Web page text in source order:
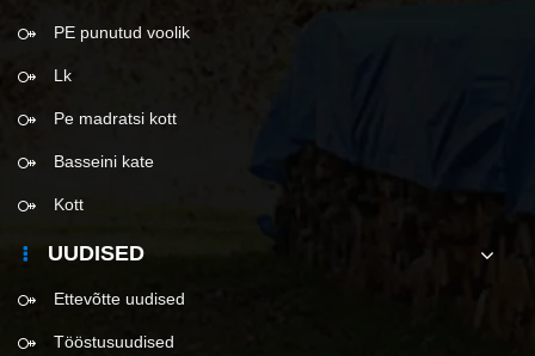
PE punutud voolik
Lk
Pe madratsi kott
Basseini kate
Kott
UUDISED
Ettevõtte uudised
Tööstusuudised